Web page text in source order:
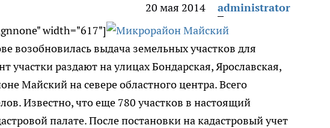
20 мая 2014
administrator
width="617"]
выдача земельных участков для
раздают на улицах Бондарская, Ярославская,
Майский на севере областного центра. Всего
Известно, что еще 780 участков в настоящий
палате. После постановки на кадастровый учет